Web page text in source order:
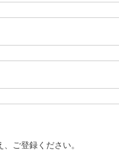
、ご登録ください。